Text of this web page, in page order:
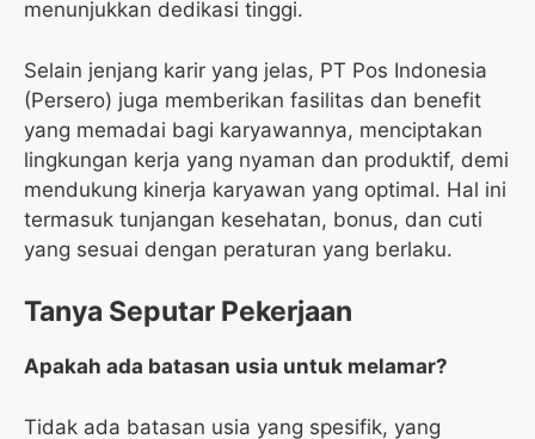
menunjukkan dedikasi tinggi.
Selain jenjang karir yang jelas, PT Pos Indonesia
(Persero) juga memberikan fasilitas dan benefit
yang memadai bagi karyawannya, menciptakan
lingkungan kerja yang nyaman dan produktif, demi
mendukung kinerja karyawan yang optimal. Hal ini
termasuk tunjangan kesehatan, bonus, dan cuti
yang sesuai dengan peraturan yang berlaku.
Tanya Seputar Pekerjaan
Apakah ada batasan usia untuk melamar?
Tidak ada batasan usia yang spesifik, yang